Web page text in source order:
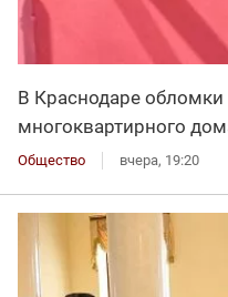
В Краснодаре
многоквартирного
Общество вчера, 19:20